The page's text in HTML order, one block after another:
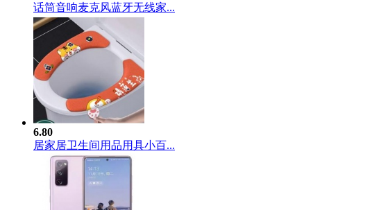
话筒音响麦克风蓝牙无线家...
6.80
居家居卫生间用品用具小百...